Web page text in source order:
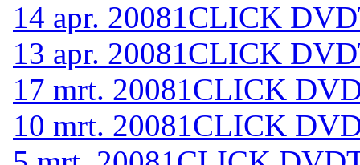
14 apr. 20081CLICK
13 apr. 20081CLICK
17 mrt. 20081CLICK
10 mrt. 20081CLICK